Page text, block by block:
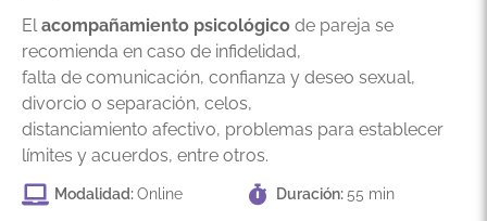
El acompañamiento psicológico de pareja se
recomienda en caso de infidelidad,
falta de comunicación, confianza y deseo sexual,
divorcio o separación, celos,
distanciamiento afectivo, problemas para establecer
límites y acuerdos, entre otros.
Modalidad:Online Duración:55 min